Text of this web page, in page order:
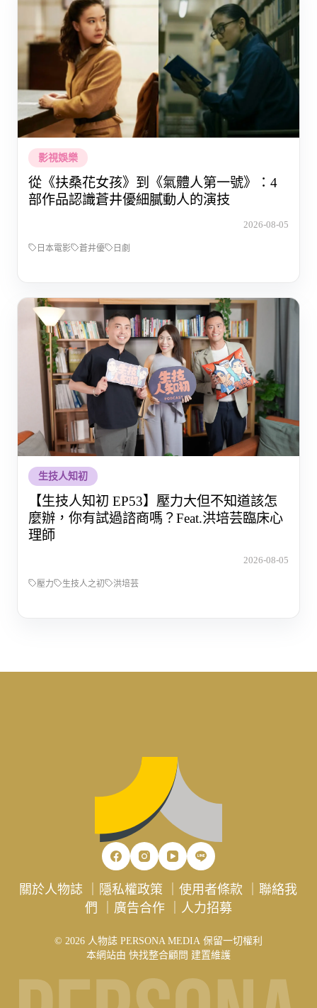
影視娛樂
從《扶桑花女孩》到《氣體人第一號》：4
部作品認識蒼井優細膩動人的演技
2026-08-05
日本電影 蒼井優 日劇
生技人知初
【生技人知初 EP53】壓力大但不知道該怎
麼辦，你有試過諮商嗎？Feat.洪培芸臨床心
理師
2026-08-05
壓力 生技人之初 洪培芸
關於人物誌 隱私權政策 ｜使用者條款 ｜聯絡我
們
廣告合作｜ 人力招募
© 2026 人物誌 PERSONA MEDIA 保留一切權利
本網站由 快找整合顧問 建置維護